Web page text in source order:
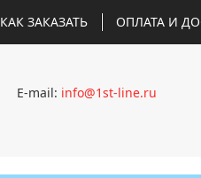
КАК ЗАКАЗАТЬ ОПЛАТА И
E-mail: info@1st-line.ru